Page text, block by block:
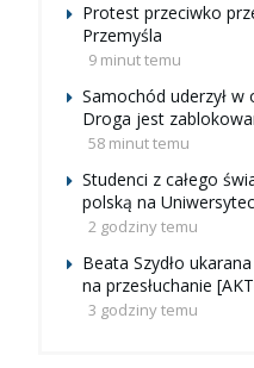
Protest przeciwko
Przemyśla
9 minut temu
Samochód uderzył
Droga jest
58 minut temu
Studenci z całego
polską na
2 godziny temu
Beata Szydło
na przesłuchanie
3 godziny temu